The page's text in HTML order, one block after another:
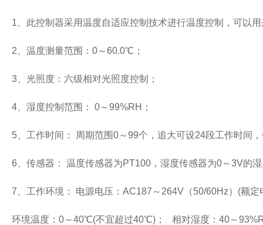
1、此控制器采用温度自适应控制技术进行温度控制，可以
2、温度测量范围：0～60.0℃；
3、光照度：六级相对光照度控制；
4、湿度控制范围： 0～99%RH；
5、工作时间： 周期范围0～99个，追大可设24段工作时间
6、传感器： 温度传感器为PT100，湿度传感器为0～3V的
7、工作环境： 电源电压：AC187～264V（50/60Hz）(额定
环境温度：0～40℃(不宜超过40℃)； 相对湿度：40～